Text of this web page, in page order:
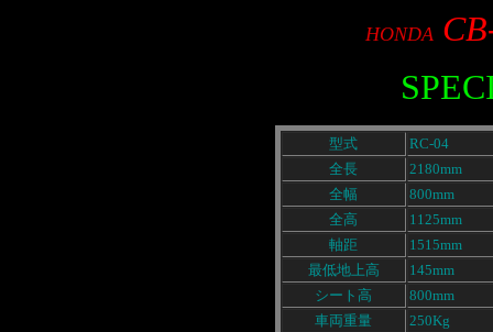
HONDA
型式
RC-04
全長
2180mm
全幅
800mm
全高
1125mm
軸距
1515mm
最低地上高
145mm
シート高
800mm
車両重量
250Kg